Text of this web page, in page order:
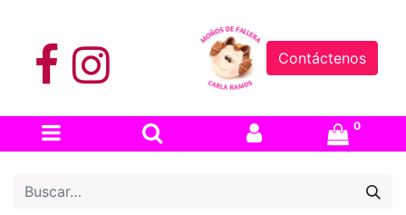
Contáctenos
0